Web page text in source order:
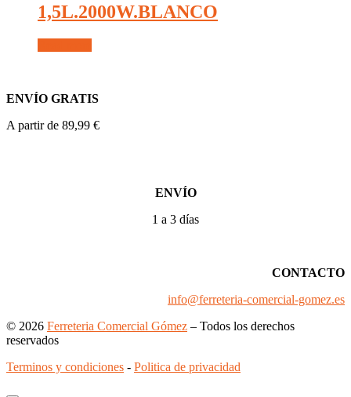
1,5L.2000W.BLANCO
ENVÍO GRATIS
A partir de 89,99 €
ENVÍO
1 a 3 días
CONTACTO
info@ferreteria-comercial-gomez.es
© 2026 Ferreteria Comercial Gómez – Todos los derechos
reservados
Terminos y condiciones - Politica de privacidad